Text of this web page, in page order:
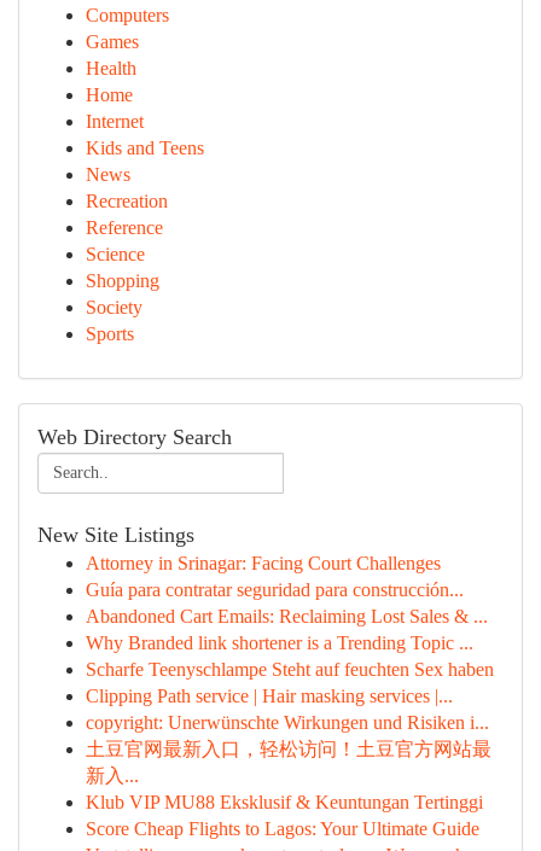
Computers
Games
Health
Home
Internet
Kids and Teens
News
Recreation
Reference
Science
Shopping
Society
Sports
Web Directory Search
New Site Listings
Attorney in Srinagar: Facing Court Challenges
Guía para contratar seguridad para construcción...
Abandoned Cart Emails: Reclaiming Lost Sales & ...
Why Branded link shortener is a Trending Topic ...
Scharfe Teenyschlampe Steht auf feuchten Sex haben
Clipping Path service | Hair masking services |...
copyright: Unerwünschte Wirkungen und Risiken i...
土豆官网最新入口，轻松访问！土豆官方网站最
新入...
Klub VIP MU88 Eksklusif & Keuntungan Tertinggi
Score Cheap Flights to Lagos: Your Ultimate Guide